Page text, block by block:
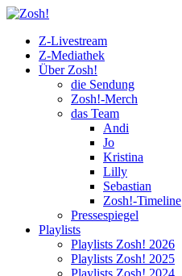
Z-Livestream
Z-Mediathek
Über Zosh!
die Sendung
Zosh!-Merch
das Team
Andi
Jo
Kristina
Lilly
Sebastian
Zosh!-Timeline
Pressespiegel
Playlists
Playlists Zosh! 2026
Playlists Zosh! 2025
Playlists Zosh! 2024